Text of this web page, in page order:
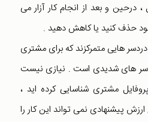
درحین و بعد از انجام کار آزار می
حذف کنید یا کاهش دهید .
هایی متمرکزند که برای مشتری
های شدیدی است . نیازی نیست
مشتری شناسایی کرده اید ،
پیشنهادی نمی تواند این کار را